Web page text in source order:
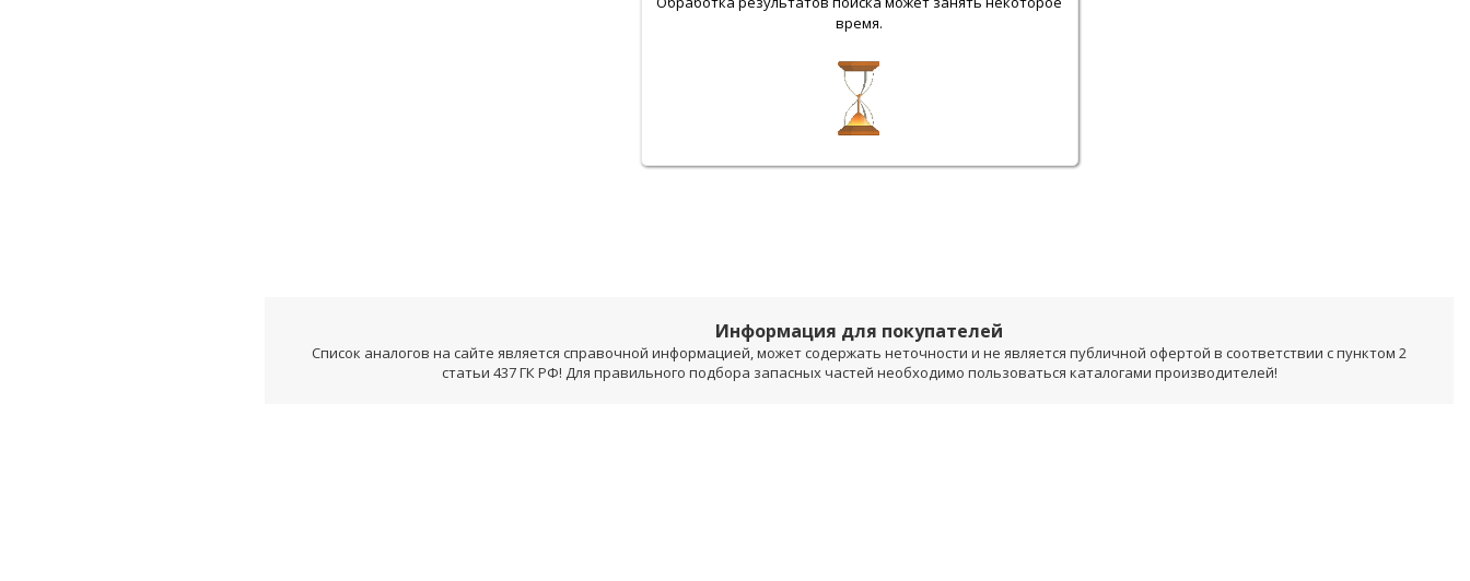
время.
Информация для покупателей
Список аналогов на сайте является справочной информацией, может содержать неточности и не является публичной офертой в соответствии с пунктом 2
статьи 437 ГК РФ! Для правильного подбора запасных частей необходимо пользоваться каталогами производителей!